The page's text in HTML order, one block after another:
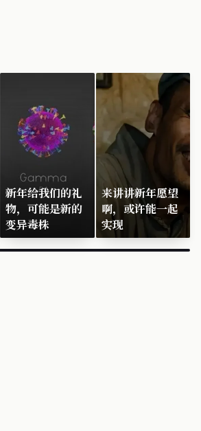
新年给我们的礼
物，可能是新的
变异毒株
来讲讲新年愿望
啊，或许能一起
实现